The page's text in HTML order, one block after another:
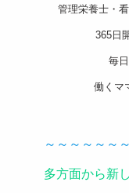
管理栄養士・
365日
毎
働くマ
～～～～～～
多方面から新